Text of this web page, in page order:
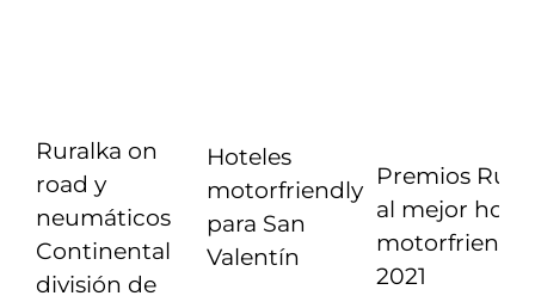
Ruralka on
road y
neumáticos
Continental
división de
Hoteles
motorfriendly
para San
Valentín
Premios
al mejor hotel
motorfriendly
2021